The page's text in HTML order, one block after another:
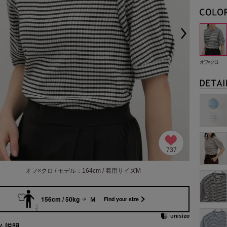
737
オフ×クロ / モデル：164cm / 着用サイズM
156cm / 50kg Ｍ Find your size
オフ×クロ